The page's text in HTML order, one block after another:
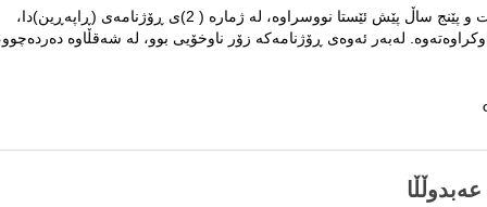
تێبینی: ئه‌م نووسینه‌ بیست و پێنج ساڵ پێش ئێستا نووسراوه‌، له‌ ژماره‌ ( 2)ی ڕۆژنامه‌ی (ڕاپه‌ڕین)دا،